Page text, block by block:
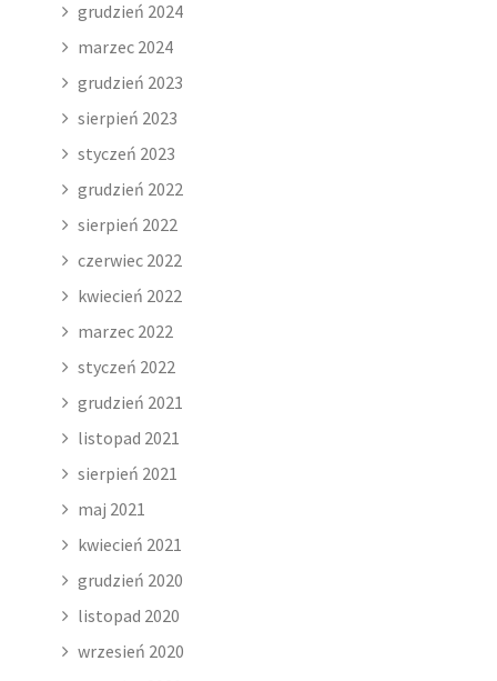
grudzień 2024
marzec 2024
grudzień 2023
sierpień 2023
styczeń 2023
grudzień 2022
sierpień 2022
czerwiec 2022
kwiecień 2022
marzec 2022
styczeń 2022
grudzień 2021
listopad 2021
sierpień 2021
maj 2021
kwiecień 2021
grudzień 2020
listopad 2020
wrzesień 2020